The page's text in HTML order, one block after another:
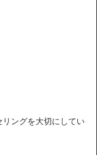
ングを大切にしてい